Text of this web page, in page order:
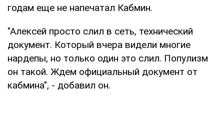
годам еще не напечатал Кабмин.
"Алексей просто слил в сеть, технический
документ. Который вчера видели многие
нардепы, но только один это слил. Популизм
он такой. Ждем официальный документ от
кабмина", - добавил он.